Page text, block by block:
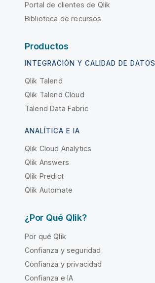
Portal de clientes de Qlik
Biblioteca de recursos
Productos
INTEGRACIÓN Y CALIDAD DE DATOS
Qlik Talend
Qlik Talend Cloud
Talend Data Fabric
ANALÍTICA E IA
Qlik Cloud Analytics
Qlik Answers
Qlik Predict
Qlik Automate
¿Por Qué Qlik?
Por qué Qlik
Confianza y seguridad
Confianza y privacidad
Confianza e IA